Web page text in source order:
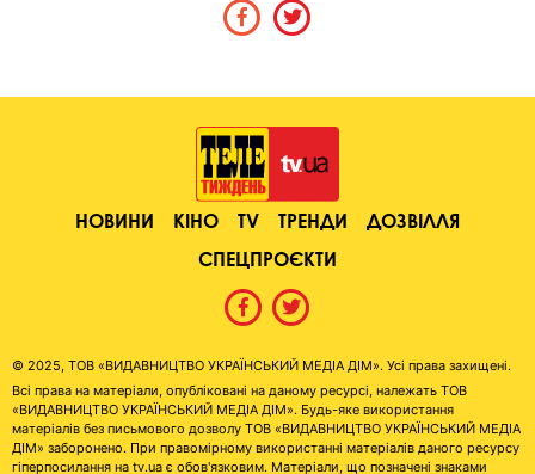
НОВИНИ КІНО TV ТРЕНДИ
ДОЗВІЛЛЯ
СПЕЦПРОЄКТИ
© 2025, ТОВ «ВИДАВНИЦТВО УКРАЇНСЬКИЙ МЕДІА ДІМ». Усі права захищені.
Всі права на матеріали, опубліковані на даному ресурсі, належать ТОВ
«ВИДАВНИЦТВО УКРАЇНСЬКИЙ МЕДІА ДІМ». Будь-яке використання
матеріалів без письмового дозволу ТОВ «ВИДАВНИЦТВО УКРАЇНСЬКИЙ МЕДІА
ДІМ» заборонено. При правомірному використанні матеріалів даного ресурсу
гіперпосилання на tv.ua є обов'язковим. Матеріали, що позначені знаками